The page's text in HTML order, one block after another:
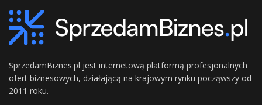
SprzedamBiznes.pl jest internetową platformą profesjonalnych
ofert biznesowych, działającą na krajowym rynku począwszy od
2011 roku.